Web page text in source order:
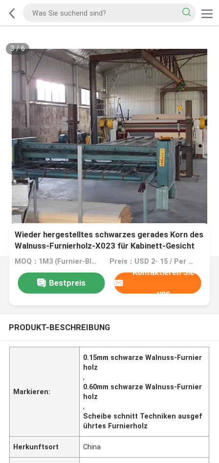
3/6
Wieder hergestelltes schwarzes gerades Korn des
Walnuss-Furnierholz-X023 für Kabinett-Gesicht
MOQ：1M3 (Furnier-Blatt =2000 M2 0.5mm) Preis：USD 2- 15 / Per Square Meter (M2)
Bestpreis
Kontaktieren Sie
uns
PRODUKT-BESCHREIBUNG
Markieren:
0.15mm schwarze Walnuss-Furnier
holz
,
0.60mm schwarze Walnuss-Furnier
holz
,
Scheibe schnitt Techniken ausgef
ührtes Furnierholz
Herkunftsort China